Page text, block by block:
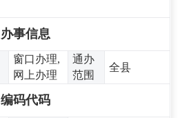
办事信息
窗口办理,
网上办理
通办
范围
全县
编码代码